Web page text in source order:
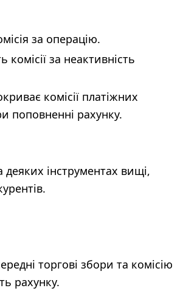
за операцію.
комісії за неактивність
комісії платіжних
поповненні рахунку.
деяких інструментах вищі,
торгові збори та комісію
рахунку.